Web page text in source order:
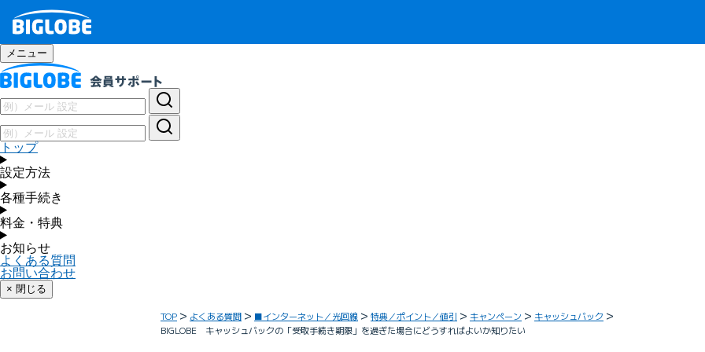
メニュー
トップ
設定方法
各種手続き
料金・特典
お知らせ
よくある質問
お問い合わせ
× 閉じる
TOP よくある質問 ■インターネット／光回線 特典／ポイント／値引 キャンペーン
キャッシュバック
BIGLOBE キャッシュバックの「受取手続き期限」を過ぎた場合にどうすればよいか知りたい